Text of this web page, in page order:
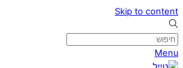
Skip to content
Menu